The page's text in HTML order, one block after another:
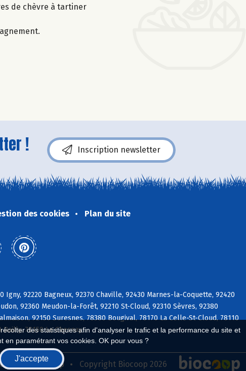
des statistiques afin d'analyser le trafic et la performance du site et
en paramétrant vos cookies. OK pour vous ?
J'accepte
de chèvre à tartiner
! Inscription newsletter
des cookies Plan du site
92220 Bagneux, 92370 Chaville, 92430 Marnes-la-Coquette, 92420
92360 Meudon-la-Forêt, 92210 St-Cloud, 92310 Sèvres, 92380
92150 Suresnes, 78380 Bougival, 78170 La Celle-St-Cloud, 78110
78150 Le Chesnay
réseau Biocoop Copyright Biocoop 2026